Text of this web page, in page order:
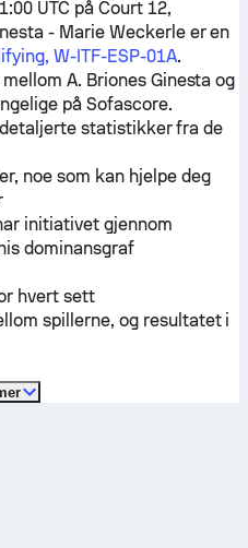
UTC på Court 12,
- Marie Weckerleer en
W-ITF-ESP-01A.
A. Briones Ginesta og
på Sofascore.
statistikker fra de
noe som kan hjelpe deg
initiativet gjennom
dominansgraf
hvert sett
spillerne, og resultatet i